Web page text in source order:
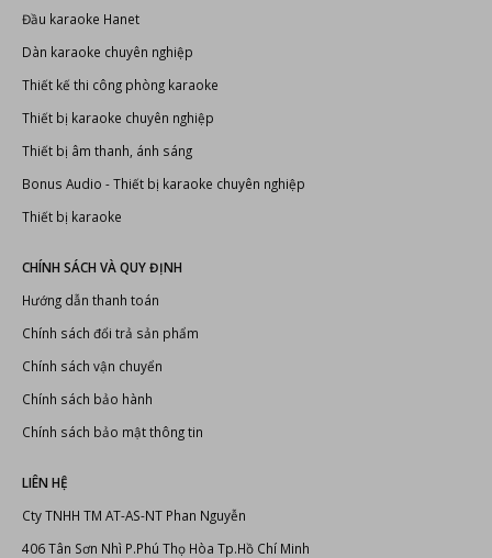
Đầu karaoke Hanet
Dàn karaoke chuyên nghiệp
Thiết kế thi công phòng karaoke
Thiết bị karaoke chuyên nghiệp
Thiết bị âm thanh, ánh sáng
Bonus Audio -Thiết bị karaoke chuyên nghiệp
Thiết bị karaoke
CHÍNH SÁCH VÀ QUY ĐỊNH
Hướng dẫn thanh toán
Chính sách đổi trả sản phẩm
Chính sách vận chuyển
Chính sách bảo hành
Chính sách bảo mật thông tin
LIÊN HỆ
Cty TNHH TM AT-AS-NT Phan Nguyễn
406 Tân Sơn Nhì P.Phú Thọ Hòa Tp.Hồ Chí Minh